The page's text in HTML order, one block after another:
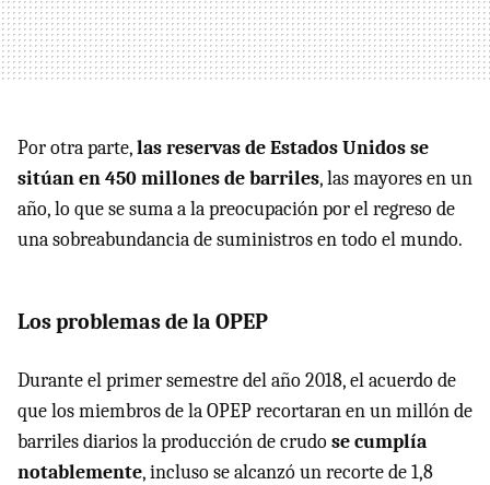
Por otra parte,las reservas de Estados Unidos se
sitúan en 450 millones de barriles, las mayores en un
año, lo que se suma a la preocupación por el regreso de
una sobreabundancia de suministros en todo el mundo.
Los problemas de la OPEP
Durante el primer semestre del año 2018, el acuerdo de
que los miembros de la OPEP recortaran en un millón de
barriles diarios la producción de crudose cumplía
notablemente, incluso se alcanzó un recorte de 1,8